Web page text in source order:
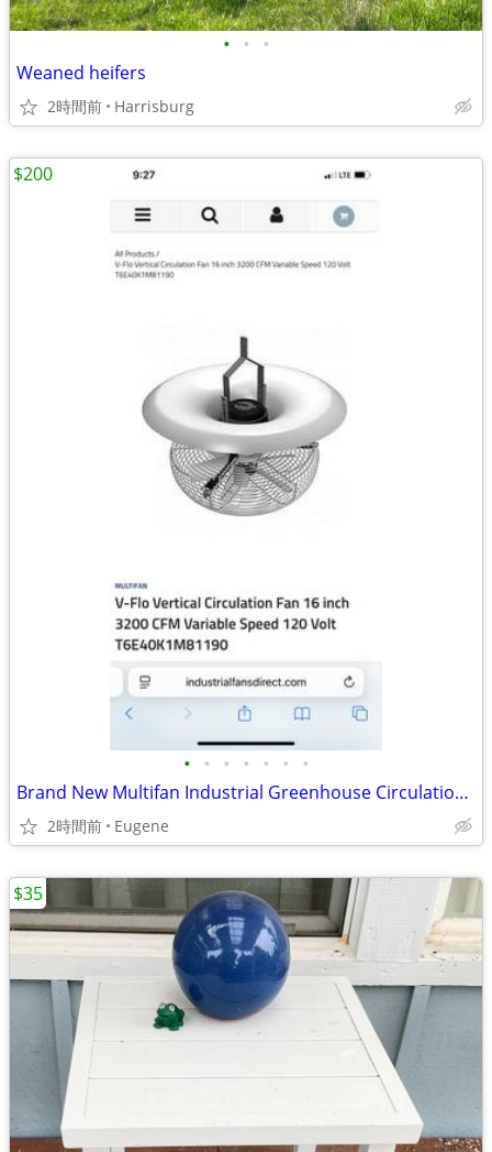
• • •
Weaned heifers
2時間前 Harrisburg
• • • • • • •
Brand New Multifan Industrial Greenhouse Circulation Fan
2時間前 Eugene
$200
$35